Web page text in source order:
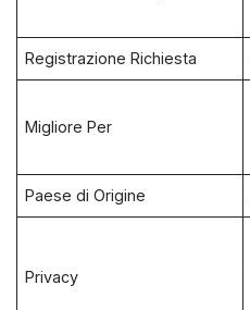
Registrazione Richiesta
Migliore Per
Paese di Origine
Privacy